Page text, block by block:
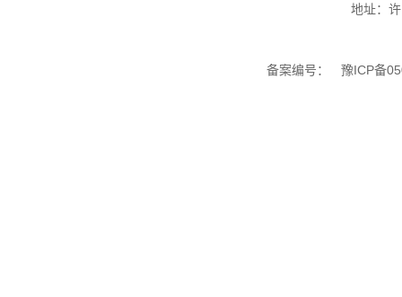
地址：
备案编号： 豫ICP备